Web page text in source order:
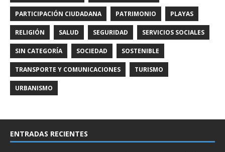
PARTICIPACIÓN CIUDADANA PATRIMONIO PLAYAS
RELIGIÓN SALUD SEGURIDAD SERVICIOS SOCIALES
SIN CATEGORÍA SOCIEDAD SOSTENIBLE
TRANSPORTE Y COMUNICACIONES TURISMO
URBANISMO
ENTRADAS RECIENTES